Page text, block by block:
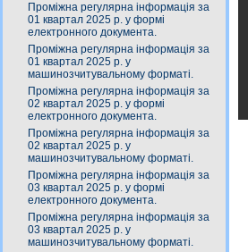
Проміжна регулярна інформація за
01 квартал 2025 р. у формі
електронного документа.
Проміжна регулярна інформація за
01 квартал 2025 р. у
машинозчитувальному форматі.
Проміжна регулярна інформація за
02 квартал 2025 р. у формі
електронного документа.
Проміжна регулярна інформація за
02 квартал 2025 р. у
машинозчитувальному форматі.
Проміжна регулярна інформація за
03 квартал 2025 р. у формі
електронного документа.
Проміжна регулярна інформація за
03 квартал 2025 р. у
машинозчитувальному форматі.